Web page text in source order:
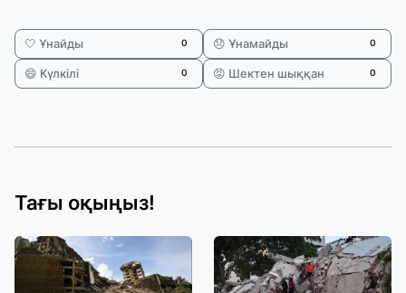
🤍 Ұнайды 0 😞 Ұнамайды 0
😄 Күлкілі 0 😡 Шектен шыққан 0
Тағы оқыңыз!